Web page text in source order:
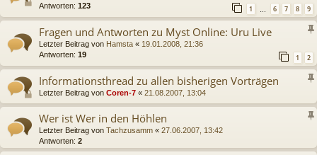
Antworten: 123 1 6 7 8 9
Fragen und Antworten zu Myst Online: Uru Live
Letzter Beitrag von Hamsta « 19.01.2008, 21:36
Antworten: 19 1 2
Informationsthread zu allen bisherigen Vorträgen
Letzter Beitrag von Coren-7 « 21.08.2007, 13:04
Wer ist Wer in den Höhlen
Letzter Beitrag von Tachzusamm « 27.06.2007, 13:42
Antworten: 2